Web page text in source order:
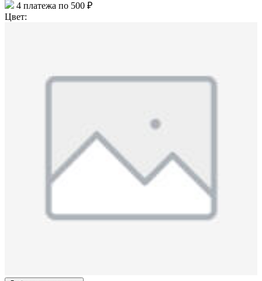
4 платежа по 500 ₽
Цвет: